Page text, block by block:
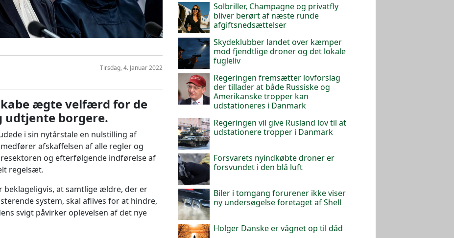
Tirsdag, 4. Januar 2022
ægte velfærd for de
borgere.
i sin nytårstale en nulstilling af
afskaffelsen af alle regler og
og efterfølgende indførelse af
regelsæt.
at samtlige ældre, der er
system, skal aflives for at hindre,
svigt påvirker oplevelsen af det nye
Solbriller, Champagne og privatfly
bliver berørt af næste runde
afgiftsnedsættelser
Skydeklubber landet over kæmper
mod fjendtlige droner og det lokale
fugleliv
Regeringen fremsætter lovforslag
der tillader at både Russiske og
Amerikanske tropper kan
udstationeres i Danmark
Regeringen vil give Rusland lov til at
udstationere tropper i Danmark
Forsvarets nyindkøbte droner er
forsvundet i den blå luft
Biler i tomgang forurener ikke viser
ny undersøgelse foretaget af Shell
Holger Danske er vågnet op til dåd